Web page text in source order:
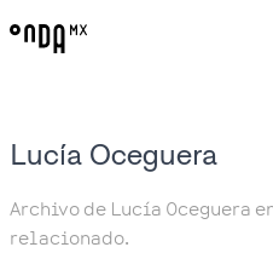
Lucía Oceguera
Archivo de Lucía Oceguera
relacionado.